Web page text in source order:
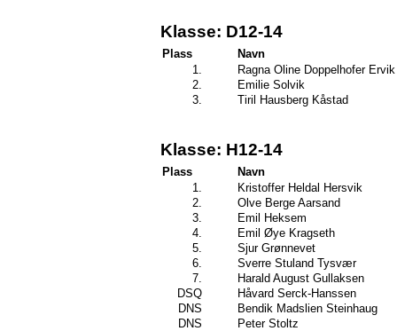
Klasse: D12-14
Plass
Navn
1.
Ragna Oline Doppelhofer Ervik
2.
Emilie Solvik
3.
Tiril Hausberg Kåstad
Klasse: H12-14
Plass
Navn
1.
Kristoffer Heldal Hersvik
2.
Olve Berge Aarsand
3.
Emil Heksem
4.
Emil Øye Kragseth
5.
Sjur Grønnevet
6.
Sverre Stuland Tysvær
7.
Harald August Gullaksen
DSQ
Håvard Serck-Hanssen
DNS
Bendik Madslien Steinhaug
DNS
Peter Stoltz